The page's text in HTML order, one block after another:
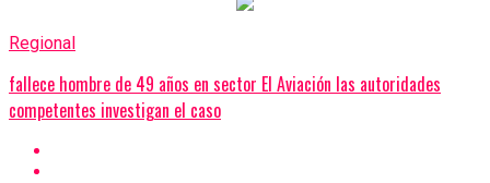
Regional
fallece hombre de 49 años en sector El Aviación las autoridades
competentes investigan el caso